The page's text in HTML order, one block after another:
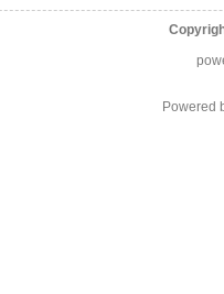
Powered